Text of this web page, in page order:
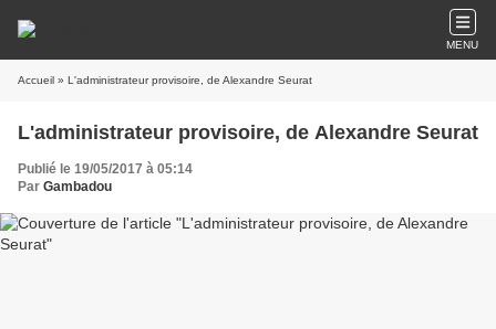
MENU
Accueil » L'administrateur provisoire, de Alexandre Seurat
L'administrateur provisoire, de Alexandre Seurat
Publié le 19/05/2017 à 05:14
Par Gambadou